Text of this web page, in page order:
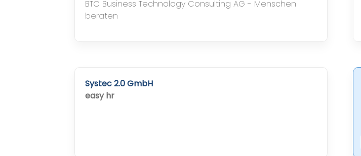
BTC Business Technology Consulting AG - Menschen
beraten
Systec 2.0 GmbH
easy hr